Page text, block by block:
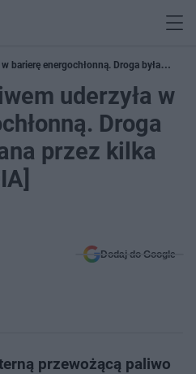
barierę energochłonną. Droga była
uderzyła w
Droga
przez kilka
Dodaj do Google
przewożącą paliwo